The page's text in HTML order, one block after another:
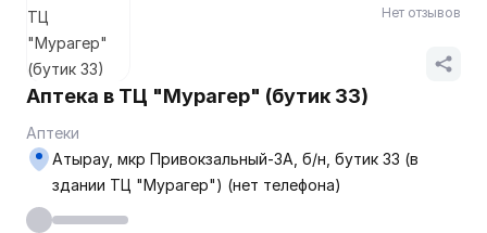
Аптека в ТЦ "Мурагер" (бутик 33)
Аптеки
Атырау, мкр Привокзальный-3А, б/н, бутик 33 (в
здании ТЦ "Мурагер") (нет телефона)
Нет отзывов